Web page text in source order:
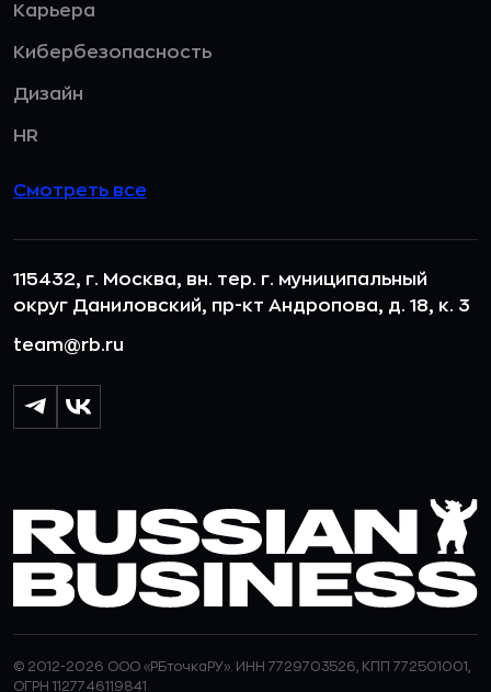
Карьера
Кибербезопасность
Дизайн
HR
Смотреть все
115432, г. Москва, вн. тер. г. муниципальный
округ Даниловский, пр-кт Андропова, д. 18, к. 3
team@rb.ru
© 2012-2026 ООО «РБточкаРУ». ИНН 7729703526, КПП 772501001,
ОГРН 1127746119841